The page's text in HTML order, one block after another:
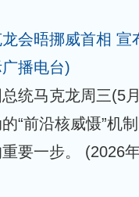
会晤挪威首相 宣
广播电台)
统马克龙周三(5
“前沿核威慑”机
要一步。 (2026